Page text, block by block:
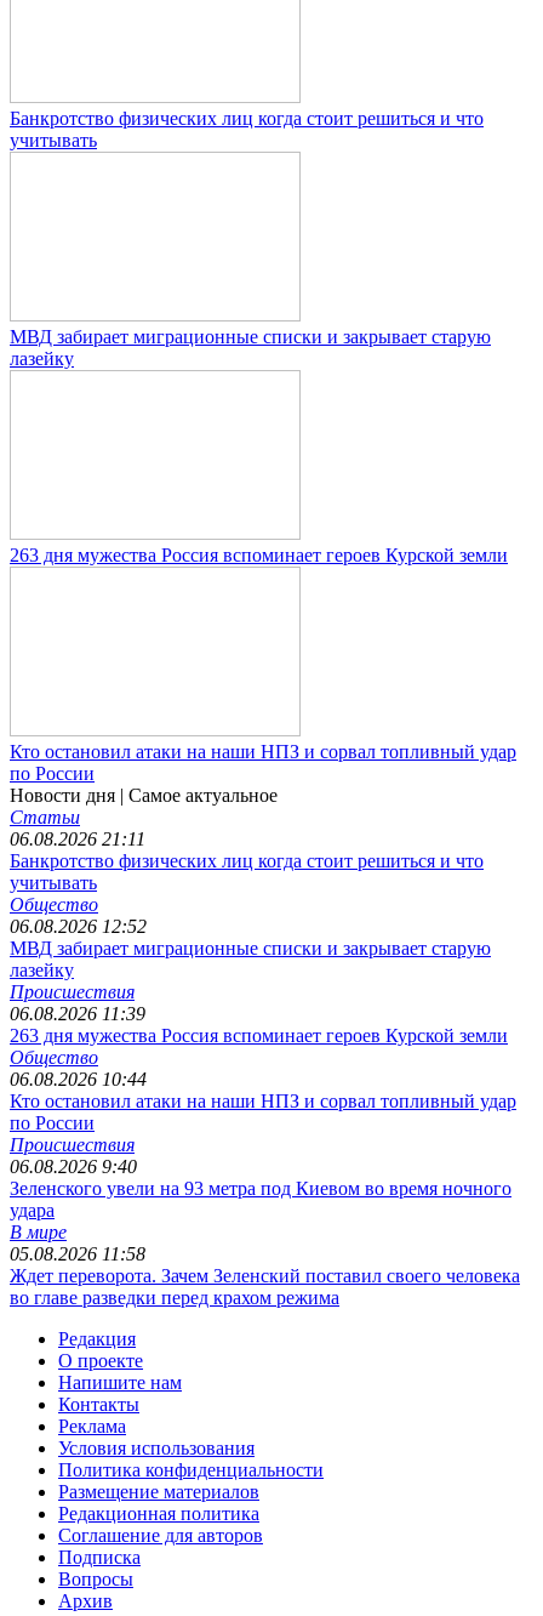
Банкротство физических лиц когда стоит решиться и что
учитывать
МВД забирает миграционные списки и закрывает старую
лазейку
263 дня мужества Россия вспоминает героев Курской земли
Кто остановил атаки на наши НПЗ и сорвал топливный удар
по России
Новости дня | Самое актуальное
Статьи
06.08.2026 21:11
Банкротство физических лиц когда стоит решиться и что
учитывать
Общество
06.08.2026 12:52
МВД забирает миграционные списки и закрывает старую
лазейку
Происшествия
06.08.2026 11:39
263 дня мужества Россия вспоминает героев Курской земли
Общество
06.08.2026 10:44
Кто остановил атаки на наши НПЗ и сорвал топливный удар
по России
Происшествия
06.08.2026 9:40
Зеленского увели на 93 метра под Киевом во время ночного
удара
В мире
05.08.2026 11:58
Ждет переворота. Зачем Зеленский поставил своего человека
во главе разведки перед крахом режима
Редакция
О проекте
Напишите нам
Контакты
Реклама
Условия использования
Политика конфиденциальности
Размещение материалов
Редакционная политика
Соглашение для авторов
Подписка
Вопросы
Архив